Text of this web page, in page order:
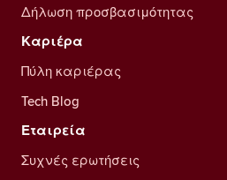
Δήλωση προσβασιμότητας
Καριέρα
Πύλη καριέρας
Tech Blog
Εταιρεία
Συχνές ερωτήσεις